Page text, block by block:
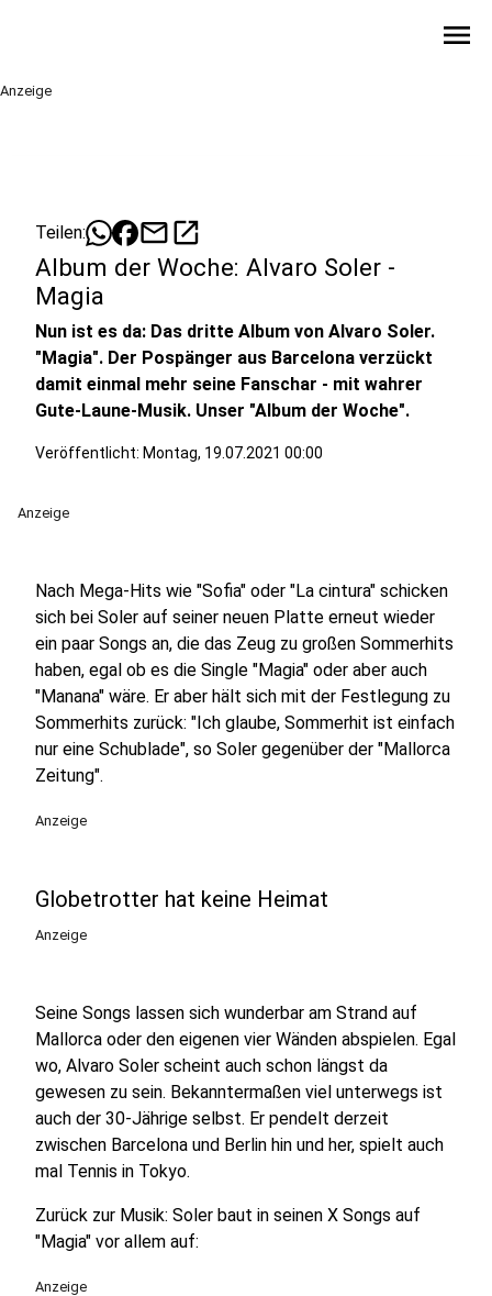
menu
Anzeige
Teilen: mailopen_in_new
Album der Woche: Alvaro Soler -
Magia
Nun ist es da: Das dritte Album von Alvaro Soler.
"Magia". Der Pospänger aus Barcelona verzückt
damit einmal mehr seine Fanschar - mit wahrer
Gute-Laune-Musik. Unser "Album der Woche".
Veröffentlicht: Montag, 19.07.2021 00:00
Anzeige
Nach Mega-Hits wie "Sofia" oder "La cintura" schicken
sich bei Soler auf seiner neuen Platte erneut wieder
ein paar Songs an, die das Zeug zu großen Sommerhits
haben, egal ob es die Single "Magia" oder aber auch
"Manana" wäre. Er aber hält sich mit der Festlegung zu
Sommerhits zurück: "Ich glaube, Sommerhit ist einfach
nur eine Schublade", so Soler gegenüber der "Mallorca
Zeitung".
Anzeige
Globetrotter hat keine Heimat
Anzeige
Seine Songs lassen sich wunderbar am Strand auf
Mallorca oder den eigenen vier Wänden abspielen. Egal
wo, Alvaro Soler scheint auch schon längst da
gewesen zu sein. Bekanntermaßen viel unterwegs ist
auch der 30-Jährige selbst. Er pendelt derzeit
zwischen Barcelona und Berlin hin und her, spielt auch
mal Tennis in Tokyo.
Zurück zur Musik: Soler baut in seinen X Songs auf
"Magia" vor allem auf:
Anzeige